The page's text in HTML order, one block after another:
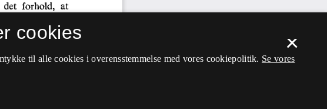
×
cookies
til alle cookies i overensstemmelse med vores cookiepolitik. Se vores